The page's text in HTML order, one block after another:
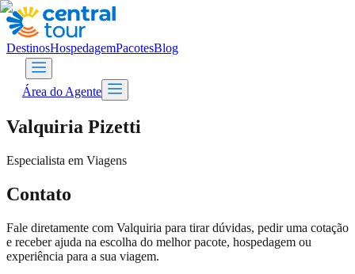
DestinosHospedagemPacotesBlog
Área do Agente
Valquiria Pizetti
Especialista em Viagens
Contato
Fale diretamente com Valquiria para tirar dúvidas, pedir uma cotação
e receber ajuda na escolha do melhor pacote, hospedagem ou
experiência para a sua viagem.